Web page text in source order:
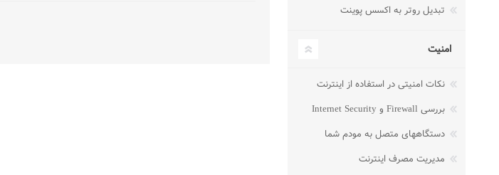
تبدیل روتر به اکسس پوینت
امنیت
نکات امنیتی در استفاده از اینترنت
بررسی Firewall و Internet Security
دستگاههای متصل به مودم شما
مدیریت مصرف اینترنت